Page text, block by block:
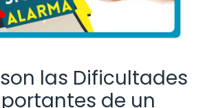
las Dificultades
de un